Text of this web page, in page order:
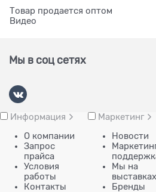
Товар продается оптом
Видео
Мы в соц сетях
Информация
О компании
Запрос
прайса
Условия
работы
Контакты
Маркетинг
Новости
Мы на
выставках
Бренды